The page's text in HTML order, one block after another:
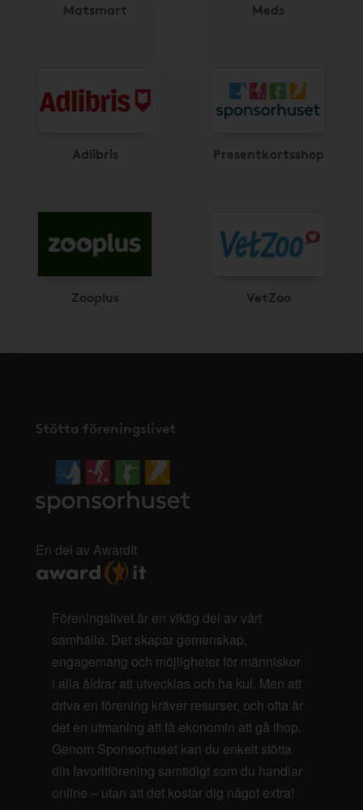
Matsmart Meds
Adlibris Presentkortsshop
Zooplus VetZoo
Stötta föreningslivet
En del av AwardIt
Föreningslivet är en viktig del av vårt
samhälle. Det skapar gemenskap,
engagemang och möjligheter för människor
i alla åldrar att utvecklas och ha kul. Men att
driva en förening kräver resurser, och ofta är
det en utmaning att få ekonomin att gå ihop.
Genom Sponsorhuset kan du enkelt stötta
din favoritförening samtidigt som du handlar
online – utan att det kostar dig något extra!